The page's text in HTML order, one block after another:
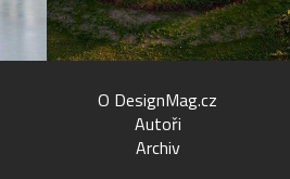
O DesignMag.cz
Autoři
Archiv